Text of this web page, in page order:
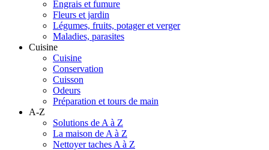
Engrais et fumure
Fleurs et jardin
Légumes, fruits, potager et verger
Maladies, parasites
Cuisine
Cuisine
Conservation
Cuisson
Odeurs
Préparation et tours de main
A-Z
Solutions de A à Z
La maison de A à Z
Nettoyer taches A à Z